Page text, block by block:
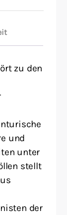
zu den
und
unter
stellt
der